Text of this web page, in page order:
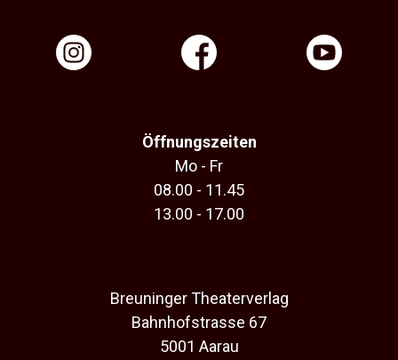
Öffnungszeiten
Mo - Fr
08.00 - 11.45
13.00 - 17.00
Breuninger Theaterverlag
Bahnhofstrasse 67
5001 Aarau